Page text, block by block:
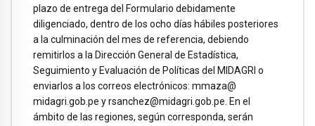
plazo de entrega del Formulario debidamente
diligenciado, dentro de los ocho días hábiles posteriores
a la culminación del mes de referencia, debiendo
remitirlos a la Dirección General de Estadística,
Seguimiento y Evaluación de Políticas del MIDAGRI o
enviarlos a los correos electrónicos: mmaza@
midagri.gob.pe y rsanchez@midagri.gob.pe. En el
ámbito de las regiones, según corresponda, serán